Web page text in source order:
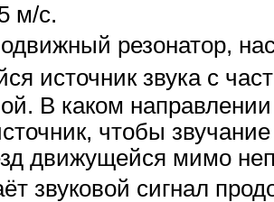
м/с.
резонатор,
источник звука с
В каком
чтобы
движущейся мимо
звуковой сигнал